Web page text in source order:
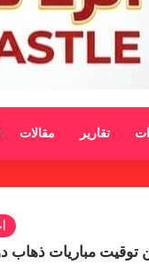
تقارير مقالات
دور ال32 من دوري أبطال أفريقيا للأندية